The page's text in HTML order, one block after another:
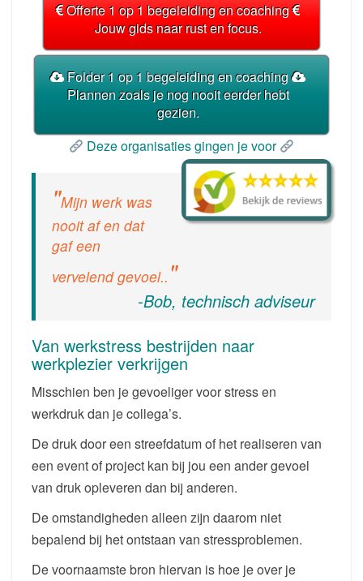
Offerte 1 op 1 begeleiding en coaching
Jouw gids naar rust en focus.
Folder 1 op 1 begeleiding en coaching
Plannen zoals je nog nooit eerder hebt
gezien.
Deze organisaties gingen je voor
Mijn werk was
nooit af en dat
gaf een
vervelend gevoel..
-Bob, technisch adviseur
Van werkstress bestrijden naar
werkplezier verkrijgen
Misschien ben je gevoeliger voor stress en
werkdruk dan je collega’s.
De druk door een streefdatum of het realiseren van
een event of project kan bij jou een ander gevoel
van druk opleveren dan bij anderen.
De omstandigheden alleen zijn daarom niet
bepalend bij het ontstaan van stressproblemen.
De voornaamste bron hiervan is hoe je over je